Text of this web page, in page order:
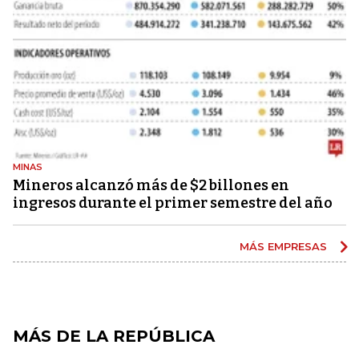
MINAS
Mineros alcanzó más de $2 billones en
ingresos durante el primer semestre del año
MÁS EMPRESAS
MÁS DE LA REPÚBLICA